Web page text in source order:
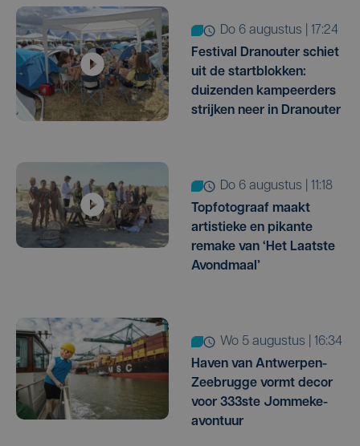
do 6 augustus | 17:24
Festival Dranouter schiet
uit de startblokken:
duizenden kampeerders
strijken neer in Dranouter
do 6 augustus | 11:18
Topfotograaf maakt
artistieke en pikante
remake van ‘Het Laatste
Avondmaal’
wo 5 augustus | 16:34
Haven van Antwerpen-
Zeebrugge vormt decor
voor 333ste Jommeke-
avontuur